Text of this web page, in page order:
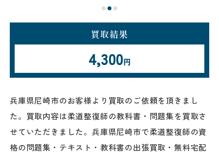
買取結果
4,300円
兵庫県尼崎市のお客様より買取のご依頼を頂きまし
た。買取内容は柔道整復師の教科書・問題集を買取さ
せていただきました。兵庫県尼崎市で柔道整復師の資
格の問題集・テキスト・教科書の出張買取・無料宅配